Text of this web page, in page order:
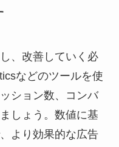
、改善していく必
などのツールを使
ション数、コンバ
しょう。数値に基
より効果的な広告